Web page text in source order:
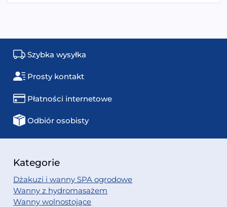
Szybka wysyłka
Prosty kontakt
Płatności internetowe
Odbiór osobisty
Kategorie
Dżakuzi i wanny SPA ogrodowe
Wanny z hydromasażem
Wanny wolnostojące